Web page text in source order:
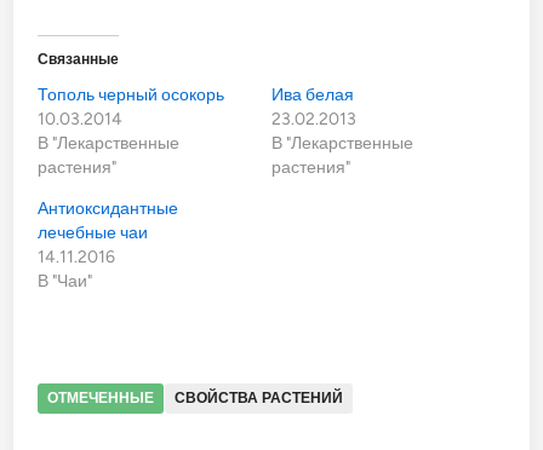
Связанные
Тополь черный осокорь
10.03.2014
В "Лекарственные
растения"
Ива белая
23.02.2013
В "Лекарственные
растения"
Антиоксидантные
лечебные чаи
14.11.2016
В "Чаи"
ОТМЕЧЕННЫЕ СВОЙСТВА РАСТЕНИЙ